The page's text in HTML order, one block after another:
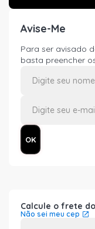
Avise-Me
Para ser avisado
basta preencher
Calcule o frete
Não sei meu cep